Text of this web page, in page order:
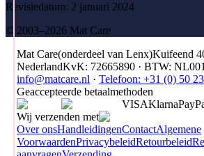
Revisiedatum: 2 januari 2024
© 2003–2026 Mat Care
Mat Care(onderdeel van Lenx)Kuifeend
NederlandKvK: 72665890 · BTW:
info@matcare.nl · Telefoon: +31 (0) 50
Geaccepteerde betaalmethoden
VISAKlarnaPay
Wij verzenden met
Over onsHandleidingenContactAlgemene
VoorwaardenPrivacybeleidRetourbeleid